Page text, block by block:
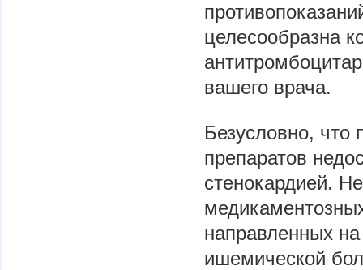
целесообразна
вашего врача.
Безусловно, что
препаратов
стенокардией.
направленных
ишемической